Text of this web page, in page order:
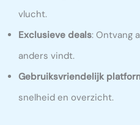
vlucht.
Exclusieve deals: Ontvang
anders vindt.
Gebruiksvriendelijk
snelheid en overzicht.